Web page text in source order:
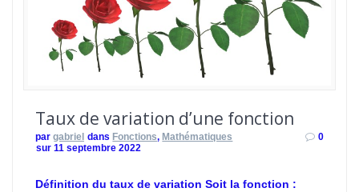
Taux de variation d’une fonction
par gabriel dans Fonctions, Mathématiques
sur 11 septembre 2022
0
Définition du taux de variation Soit la fonction :